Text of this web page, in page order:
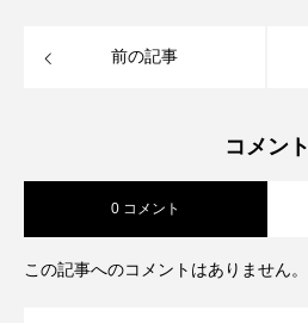
前の記事
コメント
0 コメント
この記事へのコメントはありません。